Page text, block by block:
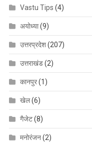
Vastu Tips (4)
अयोध्या(9)
उत्तरप्रदेश(207)
उत्तराखंड(2)
कानपुर(1)
खेल(6)
गैजेट(8)
मनोरंजन(2)